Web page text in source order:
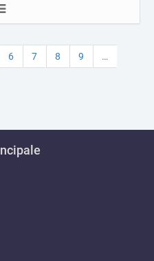
6 7 8 9 …